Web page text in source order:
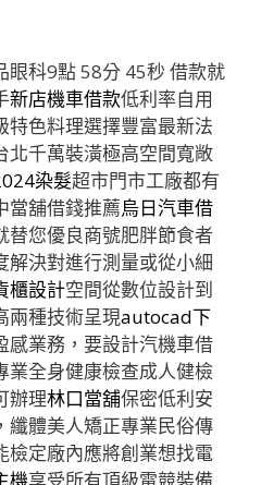
眼科9點 58分 45秒 借款就
新店機車借款低利率自用
特色料理選擇豐富最新法
北千萬裝潢極高空間寬敞
染髮超市門市工廠都有
當舖借錢推薦烏日汽車借
替您優良商號肥胖節食者
解決對進行測量或從小細
櫃設計空間從數位設計到
兩種技術呈現autocad下
感業務，要設計汽機車借
業全身健康檢查成人健檢
辦理林口當舖保密低利安
纖體美人矯正專業民俗傳
檢定廠內應將創業想找電
機享受所有頂級電競裝備